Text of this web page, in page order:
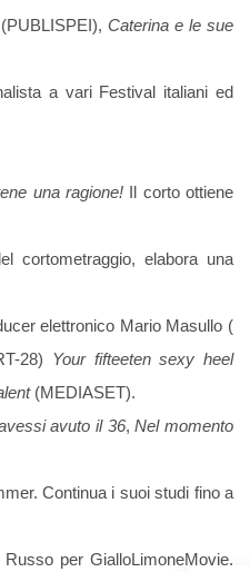
Caterina e le sue
a vari Festival italiani ed
una ragione! Il corto ottiene
cortometraggio, elabora una
elettronico Mario Masullo (
28) Your fifteeten sexy heel
(MEDIASET).
avuto il 36,Nel momento
Continua i suoi studi fino a
per GialloLimoneMovie,